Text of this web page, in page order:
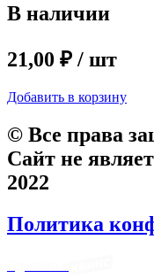
В наличии
21,00 ₽ / шт
Добавить в корзину
© Все права
Сайт не
2022
Политика